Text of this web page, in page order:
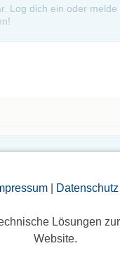
| Datenschutz
Lösungen
Website.
Log dich ein oder melde